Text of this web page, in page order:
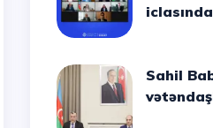
Sahil Babayev Xızıda